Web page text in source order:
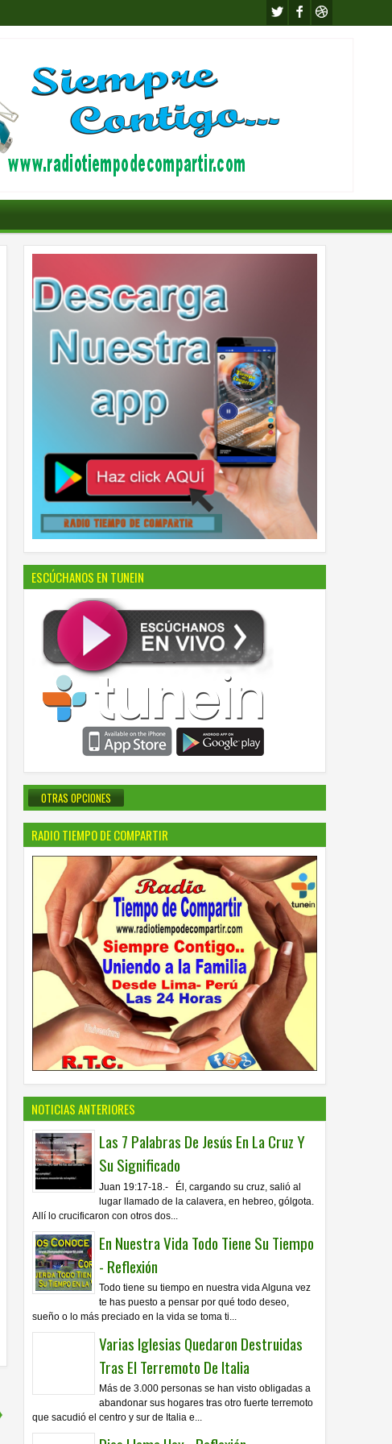
ESCÚCHANOS EN TUNEIN
OTRAS OPCIONES
RADIO TIEMPO DE COMPARTIR
NOTICIAS ANTERIORES
Las 7 Palabras De Jesús En La Cruz Y
Su Significado
Juan 19:17-18.- Él, cargando su cruz, salió al
lugar llamado de la calavera, en hebreo, gólgota.
Allí lo crucificaron con otros dos...
En Nuestra Vida Todo Tiene Su Tiempo
- Reflexión
Todo tiene su tiempo en nuestra vida Alguna vez
te has puesto a pensar por qué todo deseo,
sueño o lo más preciado en la vida se toma ti...
Varias Iglesias Quedaron Destruidas
Tras El Terremoto De Italia
Más de 3.000 personas se han visto obligadas a
abandonar sus hogares tras otro fuerte terremoto
que sacudió el centro y sur de Italia e...